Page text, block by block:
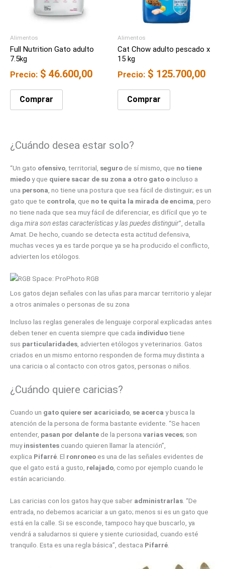
Alimentos
Full Nutrition Gato adulto
7.5kg
Precio: $ 46.600,00
Comprar
Alimentos
Cat Chow adulto pescado x
15 kg
Precio: $ 125.700,00
Comprar
¿Cuándo desea estar solo?
“Un gato ofensivo , territorial, seguro de sí mismo, que no tiene
miedoy que quiere sacar de su zona a otro gato oincluso a
una persona , no tiene una postura que sea fácil de distinguir; es un
gato que te controla , que no te quita la mirada de encima , pero
no tiene nada que sea muy fácil de diferenciar, es difícil que yo te
diga mira son estas características y las puedes distinguir”, detalla
Amat. De hecho, cuando se detecta esta actitud defensiva,
muchas veces ya es tarde porque ya se ha producido el conflicto,
advierten los etólogos.
Los gatos dejan señales con las uñas para marcar territorio y alejar
a otros animales o personas de su zona
Incluso las reglas generales de lenguaje corporal explicadas antes
deben tener en cuenta siempre que cada individuotiene
sus particularidades, advierten etólogos y veterinarios. Gatos
criados en un mismo entorno responden de forma muy distinta a
una caricia o al contacto con otros gatos, personas o niños.
¿Cuándo quiere caricias?
Cuando un gato quiere ser acariciado, se acerca y busca la
atención de la persona de forma bastante evidente. “Se hacen
entender, pasan por delante de la persona varias veces; son
muyinsistentes cuando quieren llamar la atención”,
explica Pifarré. El ronroneo es una de las señales evidentes de
que el gato está a gusto, relajado, como por ejemplo cuando le
están acariciando.
Las caricias con los gatos hay que saber administrarlas . “De
entrada, no debemos acariciar a un gato; menos si es un gato que
está en la calle. Si se esconde, tampoco hay que buscarlo, ya
vendrá a saludarnos si quiere y siente curiosidad, cuando esté
tranquilo. Esta es una regla básica”, destaca Pifarré